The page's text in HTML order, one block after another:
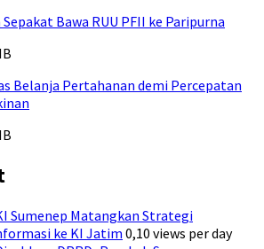
Bawa RUU PFII ke Paripurna
Belanja Pertahanan demi Percepatan
Sumenep Matangkan Strategi
ke KI Jatim0,10 views per day